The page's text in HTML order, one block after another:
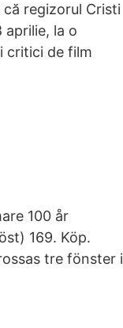
regizorul Cristi
aprilie, la o
critici de film
100 år
169. Köp.
tre fönster i